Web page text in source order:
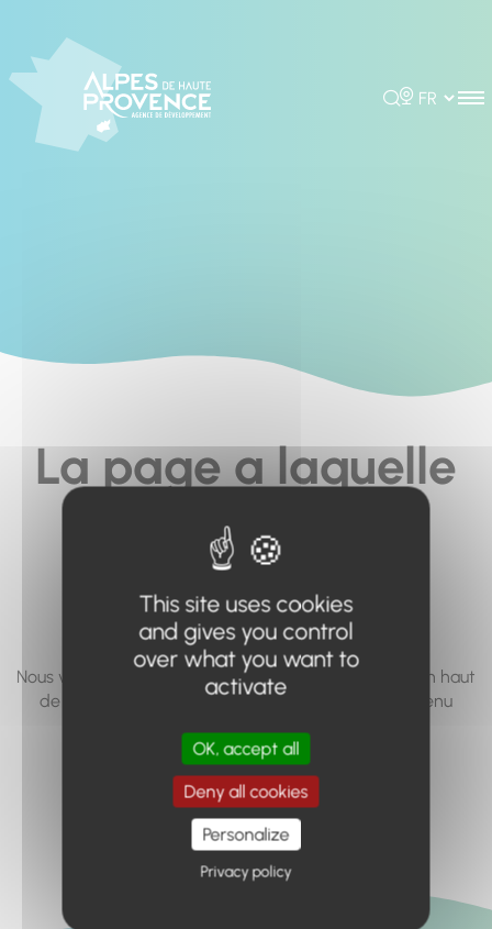
Rechercher
Choisir la
La page a laquelle
vous cherchez à
accéder n'existe
pas... ou plus.
Nous vous invitons à utiliser le moteur de recherche en haut
de page, ou à utiliser le menu pour trouver le contenu
Retour à l'accueil
This site uses cookies
and gives you control
over what you want to
activate
OK, accept all
Deny all cookies
Personalize
Privacy policy